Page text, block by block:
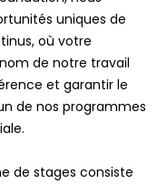
uniques de
où votre
de notre travail
et garantir le
de nos programmes
de stages consiste